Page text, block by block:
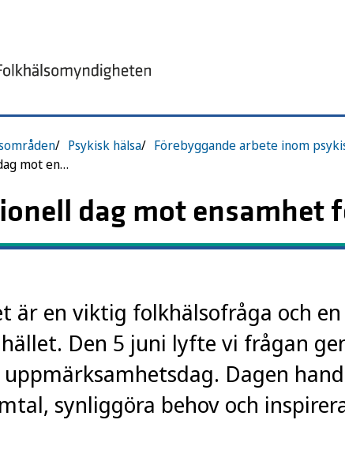
Psykisk hälsa Förebyggande arbete inom
En nationell dag mot ensamhet för tillsammanshet
dag mot ensamhet
är en viktig folkhälsofråga och
Den 5 juni lyfte vi frågan
Dagen
synliggöra behov och